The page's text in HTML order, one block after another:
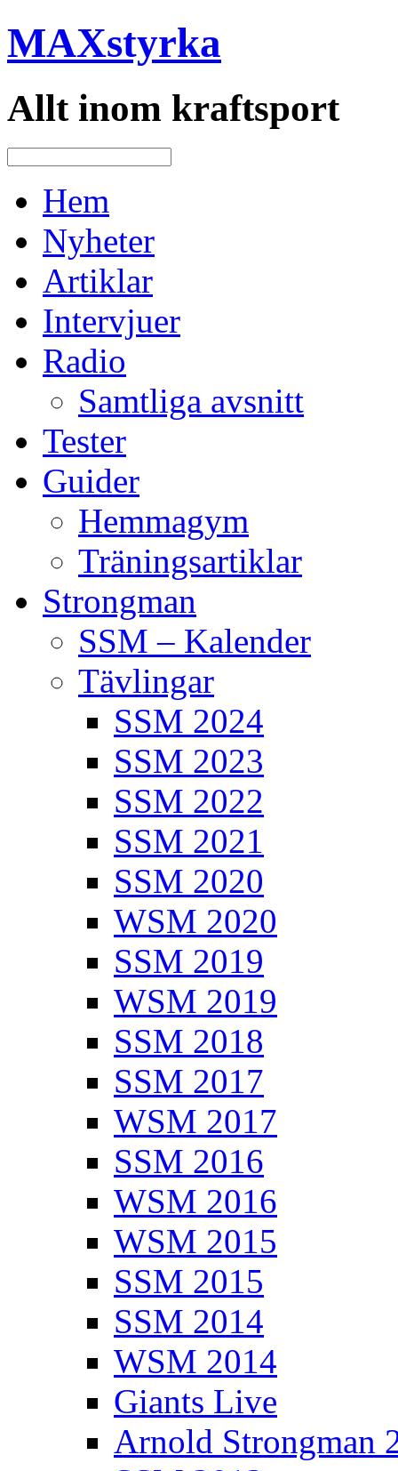
MAXstyrka
Allt inom kraftsport
Hem
Nyheter
Artiklar
Intervjuer
Radio
Samtliga avsnitt
Tester
Guider
Hemmagym
Träningsartiklar
Strongman
SSM – Kalender
Tävlingar
SSM 2024
SSM 2023
SSM 2022
SSM 2021
SSM 2020
WSM 2020
SSM 2019
WSM 2019
SSM 2018
SSM 2017
WSM 2017
SSM 2016
WSM 2016
WSM 2015
SSM 2015
SSM 2014
WSM 2014
Giants Live
Arnold Strongman